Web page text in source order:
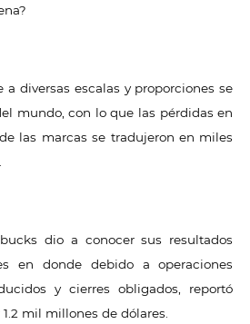
a diversas escalas y proporciones se
mundo, con lo que las pérdidas en
las marcas se tradujeron en miles
dio a conocer sus resultados
en donde debido a operaciones
y cierres obligados, reportó
mil millones de dólares.